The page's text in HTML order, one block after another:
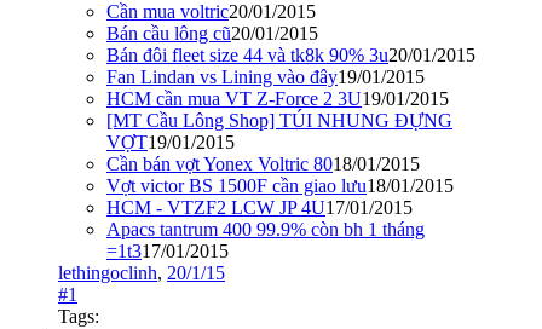
Cần mua voltric20/01/2015
Bán cầu lông cũ20/01/2015
Bán đôi fleet size 44 và tk8k 90% 3u20/01/2015
Fan Lindan vs Lining vào đây19/01/2015
HCM cần mua VT Z-Force 2 3U19/01/2015
[MT Cầu Lông Shop] TÚI NHUNG ĐỰNG
VỢT19/01/2015
Cần bán vợt Yonex Voltric 8018/01/2015
Vợt victor BS 1500F cần giao lưu18/01/2015
HCM - VTZF2 LCW JP 4U17/01/2015
Apacs tantrum 400 99.9% còn bh 1 tháng
=1t317/01/2015
lethingoclinh, 20/1/15
#1
Tags: